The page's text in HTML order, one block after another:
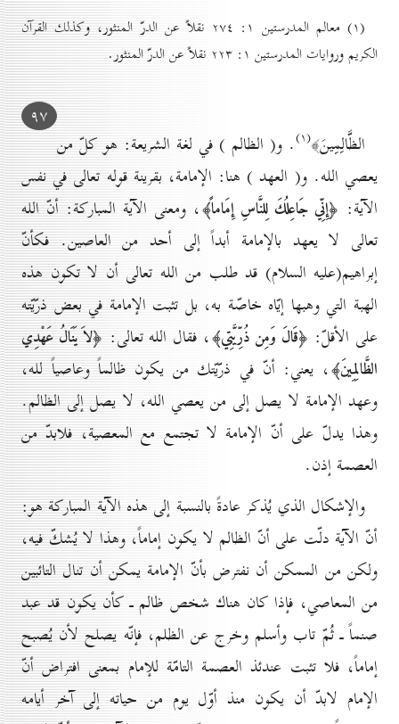
(۱) معالم المدرستين ۱: ۲۷٤ نقلاً عن الدرّ المنثور، وكذلك القرآن
الكريم وروايات المدرستين ۱: ۲۲۳ نقلاً عن الدرّ المنثور.
۹۷
الظَّالِمِينَ﴾(۱) . و( الظالم ) في لغة الشريعة: هو كلّ من
يعصي الله. و( العهد ) هنا: الإمامة، بقرينة قوله تعالى في نفس
الآية: ﴿إِنِّي جَاعِلُكَ لِلنَّاسِ إِمَاماً﴾، ومعنى الآية المباركة: أنّ الله
تعالى لا يعهد بالإمامة أبداً إلى أحد من العاصين. فكأنّ
إبراهيم(عليه السلام) قد طلب من الله تعالى أن لا تكون هذه
الهبة التي وهبها إيّاه خاصّة به، بل تثبت الإمامة في بعض ذرّيّته
على الأقلّ: ﴿قَالَ وَمِن ذُرِّيَّتِي﴾، فقال الله تعالى: ﴿لاَ يَنَالُ عَهْدِي
الظَّالِمِينَ﴾، يعني: أنّ في ذرّيّتك من يكون ظالماً وعاصياً لله،
وعهد الإمامة لا يصل إلى من يعصي الله، لا يصل إلى الظالم.
وهذا يدلّ على أنّ الإمامة لا تجتمع مع المعصية، فلابدّ من
العصمة إذن.
والإشكال الذي يُذكر عادةً بالنسبة إلى هذه الآية المباركة هو:
أنّ الآية دلّت على أنّ الظالم لا يكون إماماً، وهذا لا يُشكّ فيه،
ولكن من الممكن أن نفترض بأنّ الإمامة يمكن أن تنال التائبين
من المعاصي، فإذا كان هناك شخص ظالم ـ كأن يكون قد عبد
صنماً ـ ثُمّ تاب وأسلم وخرج عن الظلم، فإنّه يصلح لأن يُصبح
إماماً، فلا تثبت عندئذ العصمة التامّة للإمام بمعنى افتراض أنّ
الإمام لابدّ أن يكون منذ أوّل يوم من حياته إلى آخر أيامه